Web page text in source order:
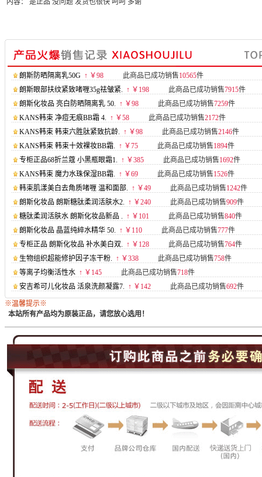
内容： 是正品 没问题 发货也很快 呵呵 多谢
朗斯防晒隔离乳50G ↑ ￥98 此商品已成功销售10565件
朗斯眼部扶纹紧致啫喱35g祛皱紧. ↑ ￥198 此商品已成功销售7915件
朗斯化妆品 亮白防晒隔离乳 50. ↑ ￥98 此商品已成功销售7259件
KANS韩束 净痘无痕BB霜 4. ↑ ￥58 此商品已成功销售2172件
KANS韩束 韩束六胜肽紧致抗龄. ↑ ￥98 此商品已成功销售2146件
KANS韩束 韩束十效裸妆BB霜. ↑ ￥75 此商品已成功销售1894件
专柜正品68折兰蔻 小黑瓶眼霜1. ↑ ￥385 此商品已成功销售1692件
KANS韩束 魔力水珠保湿BB霜. ↑ ￥69 此商品已成功销售1526件
韩束肌漾美白去角质啫喱 温和面部. ↑ ￥49 此商品已成功销售1242件
朗斯化妆品 朗斯糖肽柔润活肤水2. ↑ ￥240 此商品已成功销售909件
糖肽柔润活肤水 朗斯化妆品新品 . ↑ ￥101 此商品已成功销售840件
朗斯化妆品 晶蓝纯綷水精华 50. ↑ ￥110 此商品已成功销售777件
专柜正品 朗斯化妆品 补水美白双. ↑ ￥128 此商品已成功销售764件
生物组织超能修护因子冻干粉. ↑ ￥338 此商品已成功销售758件
等离子均衡活性水 ↑ ￥145 此商品已成功销售718件
安吉希可儿化妆品 活泉洗颜凝露7. ↑ ￥142 此商品已成功销售692件
※温馨提示※
本站所有产品均为原装正品，请您放心选用！